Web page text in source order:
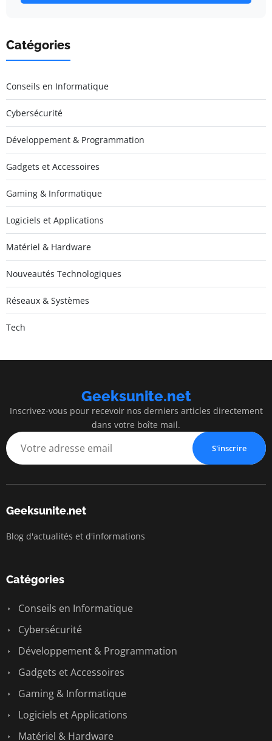
Catégories
Conseils en Informatique
Cybersécurité
Développement & Programmation
Gadgets et Accessoires
Gaming & Informatique
Logiciels et Applications
Matériel & Hardware
Nouveautés Technologiques
Réseaux & Systèmes
Tech
Geeksunite.net
Inscrivez-vous pour recevoir nos derniers articles directement
dans votre boîte mail.
S'inscrire
Geeksunite.net
Blog d'actualités et d'informations
Catégories
Conseils en Informatique
Cybersécurité
Développement & Programmation
Gadgets et Accessoires
Gaming & Informatique
Logiciels et Applications
Matériel & Hardware